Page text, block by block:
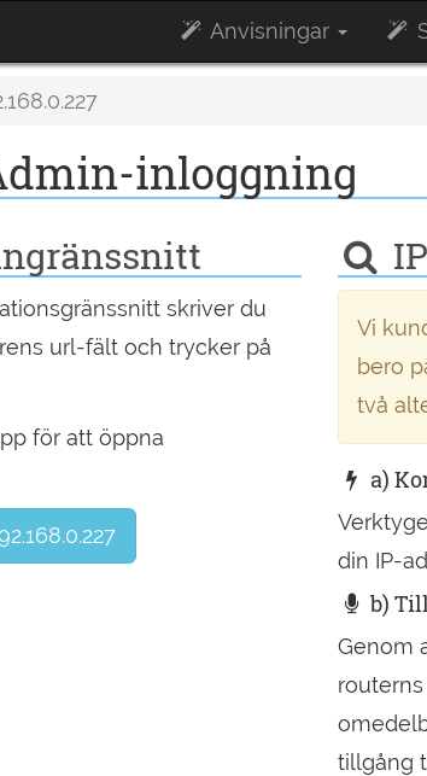
Anvisningar
inloggning
skriver du
url-fält och trycker på
för att öppna
Vi
bero
två
a)
din IP-
b)
Genom
tillgång